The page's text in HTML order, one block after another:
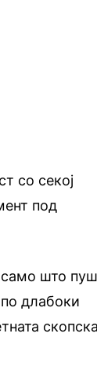
со секој
под
што
длабоки
скопска